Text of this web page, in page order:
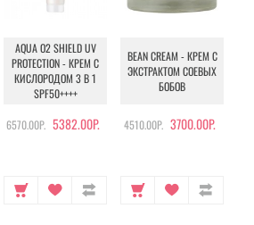
AQUA O2 SHIELD UV
PROTECTION - КРЕМ С
КИСЛОРОДОМ 3 В 1
SPF50++++
6570.00Р. 5382.00Р.
BEAN CREAM - КРЕМ С
ЭКСТРАКТОМ СОЕВЫХ
БОБОВ
4510.00Р. 3700.00Р.